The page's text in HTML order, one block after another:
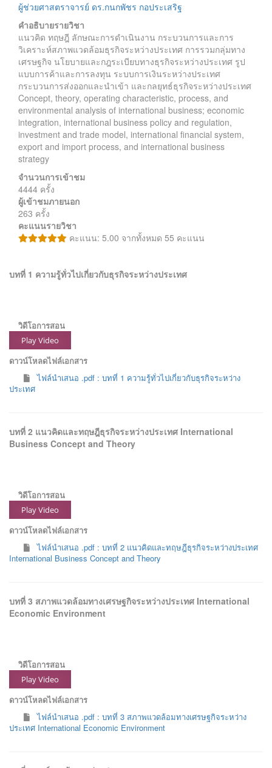
ผู้ช่วยศาสตราจารย์ ดร.กนกพัชร กอประเสริฐ
คำอธิบายรายวิชา
แนวคิด ทฤษฎี ลักษณะการดำเนินงาน กระบวนการและการ
วิเคราะห์สภาพแวดล้อมธุรกิจระหว่างประเทศ การรวมกลุ่มทาง
เศรษฐกิจ นโยบายและกฎระเบียบทางธุรกิจระหว่างประเทศ รูป
แบบการค้าและการลงทุน ระบบการเงินระหว่างประเทศ
กระบวนการส่งออกและนำเข้า และกลยุทธ์ธุรกิจระหว่างประเทศ
Concept, theory, operating characteristic, process, and
environmental analysis of international business; economic
integration, international business policy and regulation,
investment and trade model, international financial system,
export and import process, and international business
strategy
จำนวนการเข้าชม
4444 ครั้ง
ผู้เข้าชมภายนอก
263 ครั้ง
คะแนนรายวิชา
คะแนน: 5.00 จากทั้งหมด 55 คะแนน
บทที่ 1 ความรู้ทั่วไปเกี่ยวกับธุรกิจระหว่างประเทศ
วิดีโอการสอน
Play Video
ดาวน์โหลดไฟล์เอกสาร
ไฟล์นำเสนอ .pdf : บทที่ 1 ความรู้ทั่วไปเกี่ยวกับธุรกิจระหว่าง
ประเทศ
บทที่ 2 แนวคิดและทฤษฎีธุรกิจระหว่างประเทศ International
Business Concept and Theory
วิดีโอการสอน
Play Video
ดาวน์โหลดไฟล์เอกสาร
ไฟล์นำเสนอ .pdf : บทที่ 2 แนวคิดและทฤษฎีธุรกิจระหว่างประเทศ
International Business Concept and Theory
บทที่ 3 สภาพแวดล้อมทางเศรษฐกิจระหว่างประเทศ International
Economic Environment
วิดีโอการสอน
Play Video
ดาวน์โหลดไฟล์เอกสาร
ไฟล์นำเสนอ .pdf : บทที่ 3 สภาพแวดล้อมทางเศรษฐกิจระหว่าง
ประเทศ International Economic Environment